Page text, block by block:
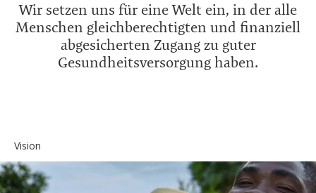
Wir setzen uns für eine Welt ein, in der alle
Menschen gleichberechtigten und finanziell
abgesicherten Zugang zu guter
Gesundheitsversorgung haben.
Vision